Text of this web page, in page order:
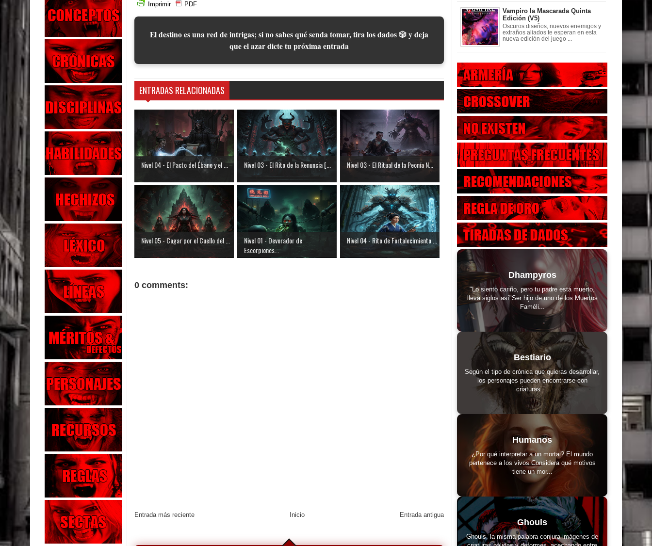
Imprimir PDF
El destino es una red de intrigas; si no sabes qué senda tomar, tira los dados 🎲 y deja
que el azar dicte tu próxima entrada
ENTRADAS RELACIONADAS
Nivel 04 - El Pacto del Ébano y el ... Nivel 03 - El Rito de la Renuncia [... Nivel 03 - El Ritual de la Peonía N...
Nivel 05 - Cagar por el Cuello del ...
Nivel 01 - Devorador de
Escorpiones...
Nivel 04 - Rito de Fortalecimiento ...
0 comments:
Entrada más reciente Entrada antigua
Inicio
Vampiro la Mascarada Quinta
Edición (V5)
Oscuros diseños, nuevos enemigos y
extraños aliados te esperan en esta
nueva edición del juego ...
Dhampyros
"Lo siento cariño, pero tu padre está muerto,
lleva siglos así"Ser hijo de uno de los Muertos
Faméli...
Bestiario
Según el tipo de crónica que quieras desarrollar,
los personajes pueden encontrarse con
criaturas ...
Humanos
¿Por qué interpretar a un mortal? El mundo
pertenece a los vivos Considera qué motivos
tiene un mor...
Ghouls
Ghouls, la misma palabra conjura imágenes de